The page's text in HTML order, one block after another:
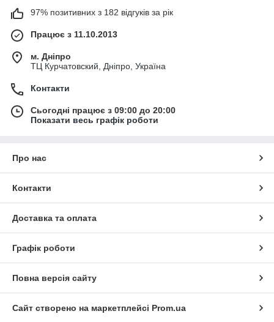
97% позитивних з 182 відгуків за рік
Працює з 11.10.2013
м. Дніпро
ТЦ Курчатовский, Дніпро, Україна
Контакти
Сьогодні працює з 09:00 до 20:00
Показати весь графік роботи
Про нас
Контакти
Доставка та оплата
Графік роботи
Повна версія сайту
Сайт створено на маркетплейсі Prom.ua